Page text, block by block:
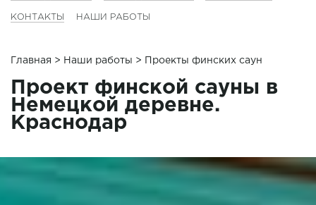
КОНТАКТЫ НАШИ РАБОТЫ
Главная > Наши работы > Проекты финских саун
Проект финской сауны в
Немецкой деревне.
Краснодар